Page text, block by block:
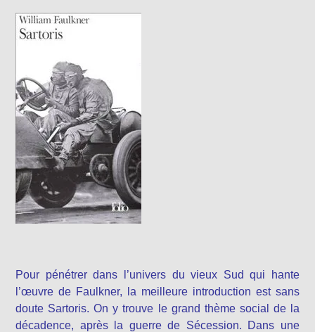
Pour pénétrer dans l’univers du vieux Sud qui hante
l’œuvre de Faulkner, la meilleure introduction est sans
doute Sartoris. On y trouve le grand thème social de la
décadence, après la guerre de Sécession. Dans une